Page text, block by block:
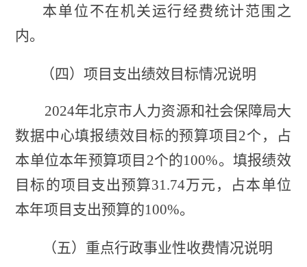
本单位不在机关运行经费统计范围之
内。
（四）项目支出绩效目标情况说明
2024年北京市人力资源和社会保障局大
数据中心填报绩效目标的预算项目2个，占
本单位本年预算项目2个的100%。填报绩效
目标的项目支出预算31.74万元，占本单位
本年项目支出预算的100%。
（五）重点行政事业性收费情况说明